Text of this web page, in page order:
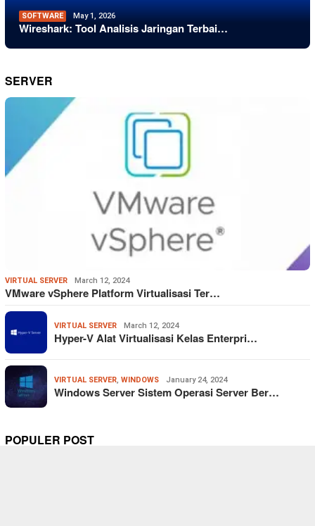
SOFTWARE May 1, 2026
Wireshark: Tool Analisis Jaringan Terbai…
SERVER
VIRTUAL SERVER March 12, 2024
VMware vSphere Platform Virtualisasi Ter…
VIRTUAL SERVER March 12, 2024
Hyper-V Alat Virtualisasi Kelas Enterpri…
VIRTUAL SERVER, WINDOWS January 24, 2024
Windows Server Sistem Operasi Server Ber…
POPULER POST